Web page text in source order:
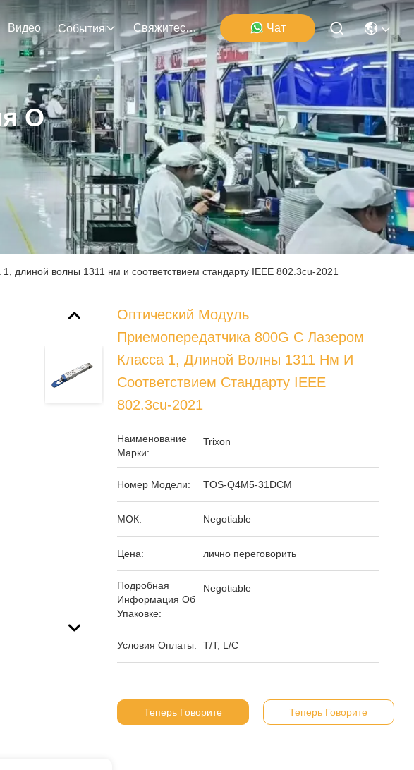
Видео События Свяжитесь Мы Чат
О
длиной волны 1311 нм и соответствием стандарту IEEE 802.3cu-2021
Оптический Модуль
Приемопередатчика 800G С Лазером
Класса 1, Длиной Волны 1311 Нм И
Соответствием Стандарту IEEE
802.3cu-2021
Наименование
Марки:
Trixon
Номер Модели: TOS-Q4M5-31DCM
МОК: Negotiable
Цена: лично переговорить
Подробная
Информация Об
Упаковке:
Negotiable
Условия Оплаты: T/T, L/C
Теперь Говорите Теперь Говорите